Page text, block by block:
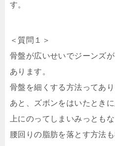
す。
＜質問１＞
骨盤が広いせいでジーンズ
あります。
骨盤を細くする方法ってあり
あと、ズボンをはいたとき
上にのってしまいみっとも
腰回りの脂肪を落とす方法